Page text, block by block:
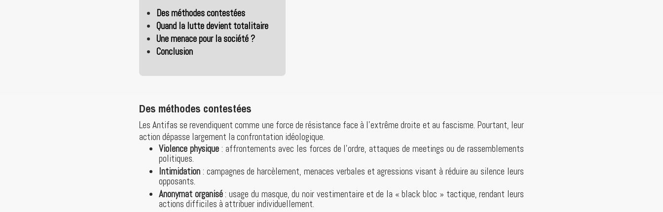
Des méthodes contestées
Quand la lutte devient totalitaire
Une menace pour la société ?
Conclusion
Des méthodes contestées
Les Antifas se revendiquent comme une force de résistance face à l’extrême droite et au fascisme. Pourtant, leur
action dépasse largement la confrontation idéologique.
Violence physique: affrontements avec les forces de l’ordre, attaques de meetings ou de rassemblements
politiques.
Intimidation : campagnes de harcèlement, menaces verbales et agressions visant à réduire au silence leurs
opposants.
Anonymat organisé: usage du masque, du noir vestimentaire et de la « black bloc » tactique, rendant leurs
actions difficiles à attribuer individuellement.